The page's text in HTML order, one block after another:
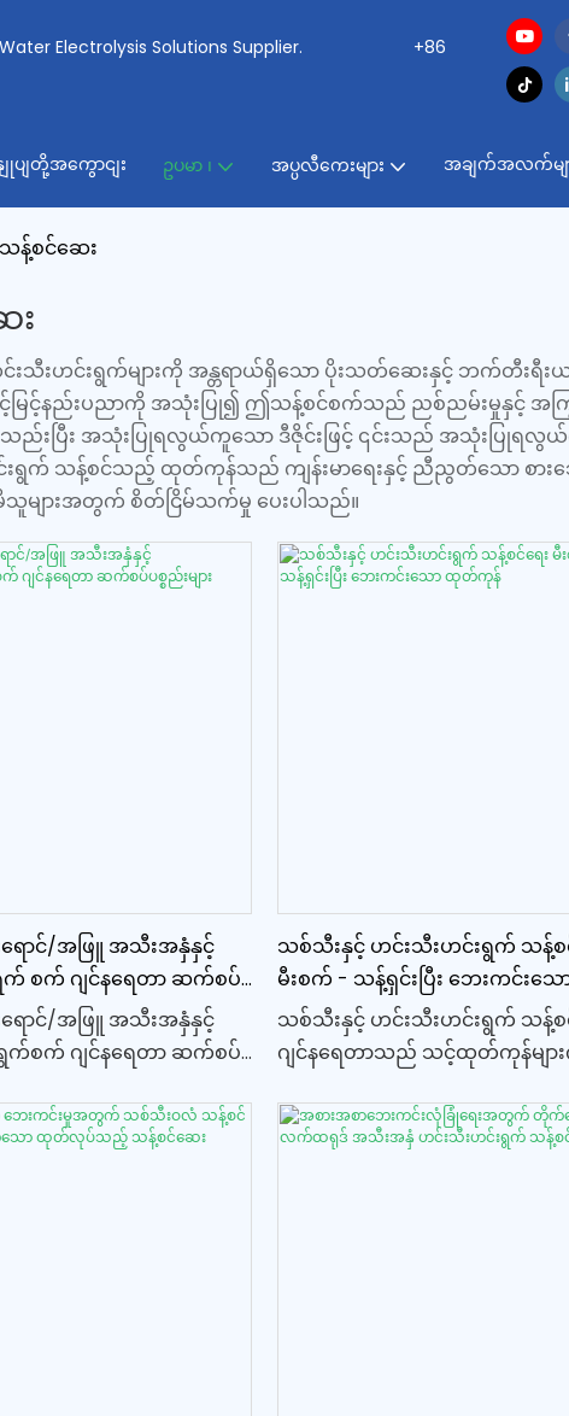
Water Electrolysis Solutions Supplier.
+86
ျုပျတို့အကွောငျး ဥပမာ ၊ အပ္ပလီကေးများ အချက်အလက်မျ
န့်စင်ဆေး
း
သီးဟင်းရွက်များကို အန္တရာယ်ရှိသော ပိုးသတ်ဆေးနှင့် ဘက်တီးရီ
ည်းပညာကို အသုံးပြု၍ ဤသန့်စင်စက်သည် ညစ်ညမ်းမှုနှင့် အကြွင်း
သည်းပြီး အသုံးပြုရလွယ်ကူသော ဒီဇိုင်းဖြင့် ၎င်းသည် အသုံးပြု
ရွက် သန့်စင်သည့် ထုတ်ကုန်သည် ကျန်းမာရေးနှင့် ညီညွတ်သော စား
ျားအတွက် စိတ်ငြိမ်သက်မှု ပေးပါသည်။
ောင်/အဖြူ အသီးအနှံနှင့်
စက် ဂျင်နရေတာ ဆက်စပ်
ောင်/အဖြူ အသီးအနှံနှင့်
က်စက် ဂျင်နရေတာ ဆက်စပ်
င်ရည်ကို ထိန်းသိမ်းရန်နှင့်
စ်အောင် ထိန်းသိမ်းရန်အတွက်
သစ်သီးနှင့် ဟင်းသီးဟင်းရွက် သန့်စ
မီးစက် - သန့်ရှင်းပြီး ဘေးကင်းသေ
ထုတ်ကုန်
သစ်သီးနှင့် ဟင်းသီးဟင်းရွက် သန့်
ဂျင်နရေတာသည် သင့်ထုတ်ကုန်မျာ
သေချာစေသည်။ အဆင့်မြင့်နည်း
အသုံးပြု၍ လတ်ဆတ်သော သစ်သီးဝ